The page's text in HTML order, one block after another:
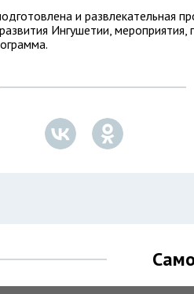
и развлекательная
Ингушетии,